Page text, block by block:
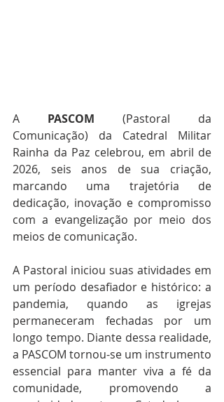
A PASCOM (Pastoral da
Comunicação) da Catedral Militar
Rainha da Paz celebrou, em abril de
2026, seis anos de sua criação,
marcando uma trajetória de
dedicação, inovação e compromisso
com a evangelização por meio dos
meios de comunicação.
A Pastoral iniciou suas atividades em
um período desafiador e histórico: a
pandemia, quando as igrejas
permaneceram fechadas por um
longo tempo. Diante dessa realidade,
a PASCOM tornou-se um instrumento
essencial para manter viva a fé da
comunidade, promovendo a